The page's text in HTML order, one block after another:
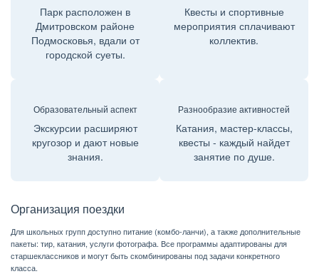
Парк расположен в
Дмитровском районе
Подмосковья, вдали от
городской суеты.
Квесты и спортивные
мероприятия сплачивают
коллектив.
Образовательный аспект
Экскурсии расширяют
кругозор и дают новые
знания.
Разнообразие активностей
Катания, мастер-классы,
квесты - каждый найдет
занятие по душе.
Организация поездки
Для школьных групп доступно питание (комбо-ланчи), а также дополнительные
пакеты: тир, катания, услуги фотографа. Все программы адаптированы для
старшеклассников и могут быть скомбинированы под задачи конкретного
класса.